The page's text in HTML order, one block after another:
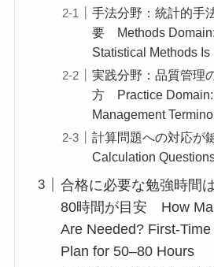
手法分野：統計的手
要 Methods
Statistical Methods Is
実践分野：品質管理
方 Practice Domain:
Management
計算問題への対応
Calculation
合格に必要な勉強時間
80時間が目安 How
Are Needed? First-
Plan for 50–80 Hours